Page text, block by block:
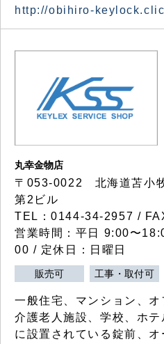
http://obihiro-
丸幸金物店
〒053-0022 北海道苫小
第2ビル
TEL：0144-34-2957 /
営業時間：平日 9:00〜
00 / 定休日：日曜日
販売可 工事・取付可
一般住宅、マンション、オ
介護老人施設、学校、ホ
に設置されている錠前、